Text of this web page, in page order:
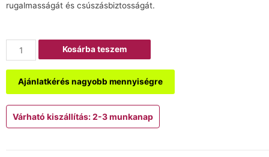
rugalmasságát és csúszásbiztosságát.
Kosárba teszem
Ajánlatkérés nagyobb mennyiségre
Várható kiszállítás: 2-3 munkanap